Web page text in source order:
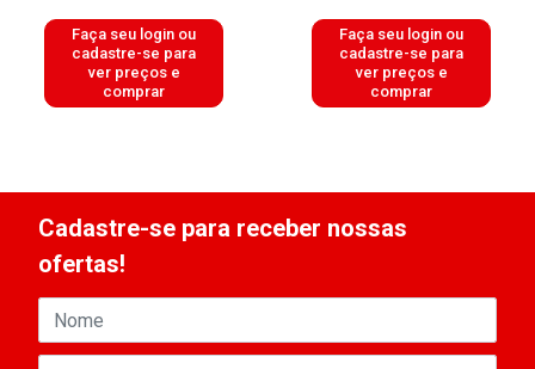
Faça seu login ou
cadastre-se para
ver preços e
comprar
Faça seu login ou
cadastre-se para
ver preços e
comprar
Cadastre-se para receber nossas
ofertas!